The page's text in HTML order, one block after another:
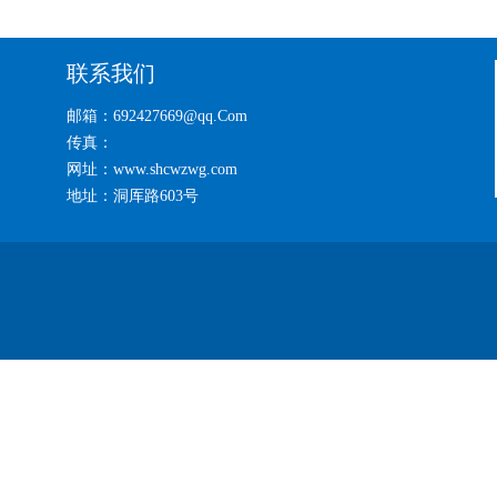
联系我们
邮箱：692427669@qq.Com
传真：
网址：www.shcwzwg.com
地址：洞厍路603号